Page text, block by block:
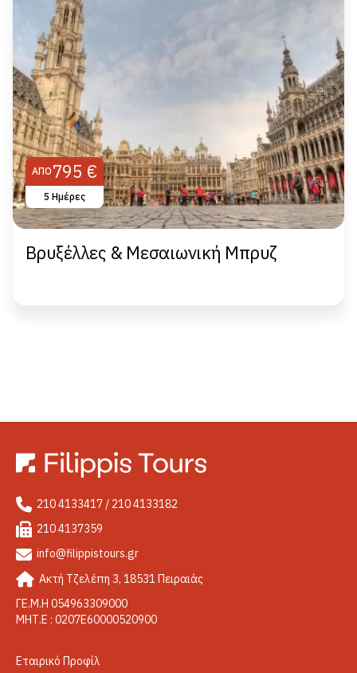
ΑΠΌ 795 €
5 Ημέρες
Βρυξέλλες & Μεσαιωνική Μπρυζ
210 4133417 / 210 4133182
210 4137359
info@filippistours.gr
Ακτή Τζελέπη 3, 18531 Πειραιάς
ΓΕ.Μ.Η 054963309000
ΜΗΤ.Ε : 0207Ε60000520900
Εταιρικό Προφίλ